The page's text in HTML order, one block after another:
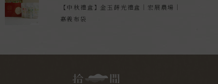
【中秋禮盒】金玉蒔光禮盒｜宏展農場｜
嘉義布袋